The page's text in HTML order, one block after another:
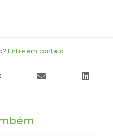
Entre em contato